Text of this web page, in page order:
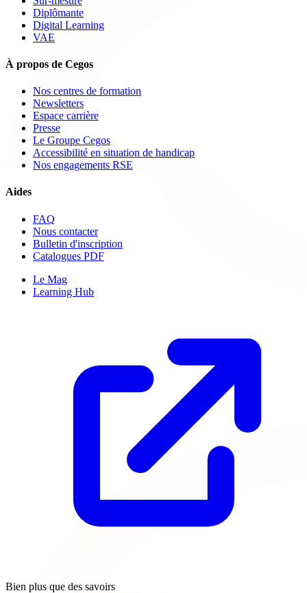
Diplômante
Digital Learning
VAE
À propos de Cegos
Nos centres de formation
Newsletters
Espace carrière
Presse
Le Groupe Cegos
Accessibilité en situation de handicap
Nos engagements RSE
Aides
FAQ
Nous contacter
Bulletin d'inscription
Catalogues PDF
Le Mag
Learning Hub
Bien plus que des savoirs